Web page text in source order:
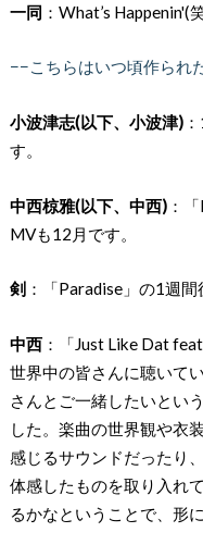
一同 ：What’s Happenin'(
−−こちらはいつ頃作られ
小波津志(以下、小波津)
す。
中西椋雅(以下、中西)：「
MVも12月です。
剣：「Paradise」の1週間
中西：「Just Like Dat
世界中の皆さんに聴いて
さんとご一緒したいとい
した。楽曲の世界観や衣
感じるサウンドだったり
体感したものを取り入れ
るかなということで、形